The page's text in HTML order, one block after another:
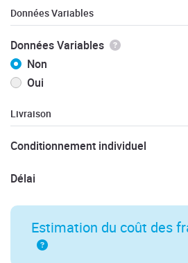
Données Variables
Données Variables
Non
Oui
Livraison
Conditionnement individuel
Délai
Estimation du coût des